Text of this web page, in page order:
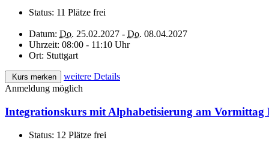
Status: 11 Plätze frei
Datum: Do. 25.02.2027 - Do. 08.04.2027
Uhrzeit: 08:00 - 11:10 Uhr
Ort: Stuttgart
Kurs merken
weitere Details
Anmeldung möglich
Integrationskurs mit Alphabetisierung am Vormittag
Status: 12 Plätze frei